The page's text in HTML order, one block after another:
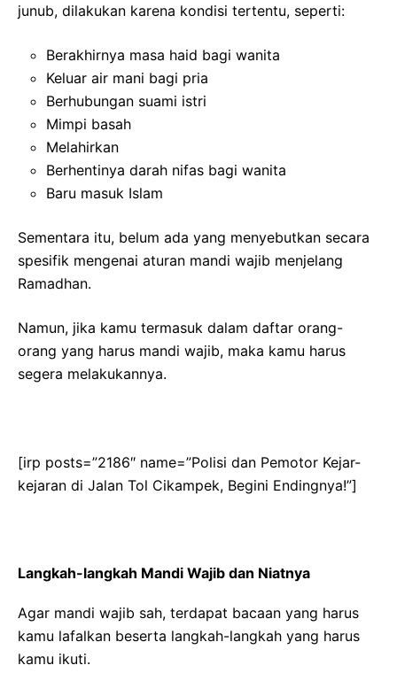
junub, dilakukan karena kondisi tertentu, seperti:
Berakhirnya masa haid bagi wanita
Keluar air mani bagi pria
Berhubungan suami istri
Mimpi basah
Melahirkan
Berhentinya darah nifas bagi wanita
Baru masuk Islam
Sementara itu, belum ada yang menyebutkan secara
spesifik mengenai aturan mandi wajib menjelang
Ramadhan.
Namun, jika kamu termasuk dalam daftar orang-
orang yang harus mandi wajib, maka kamu harus
segera melakukannya.
[irp posts=”2186″ name=”Polisi dan Pemotor Kejar-
kejaran di Jalan Tol Cikampek, Begini Endingnya!”]
Langkah-langkah Mandi Wajib dan Niatnya
Agar mandi wajib sah, terdapat bacaan yang harus
kamu lafalkan beserta langkah-langkah yang harus
kamu ikuti.